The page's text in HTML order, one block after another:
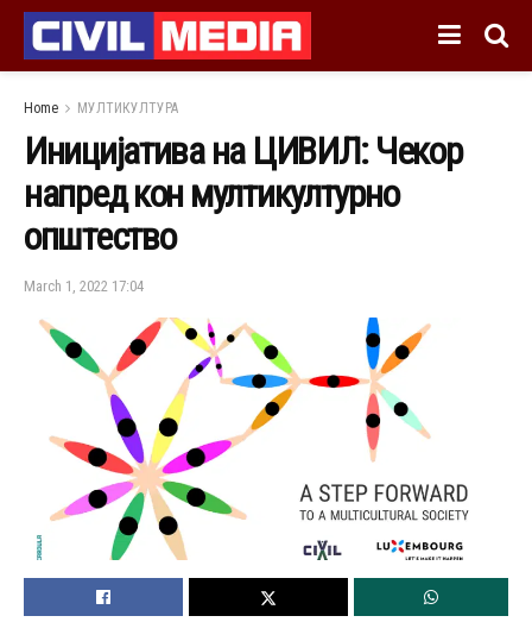
Home МУЛТИКУЛТУРА
Иницијатива на ЦИВИЛ: Чекор
напред кон мултикултурно
општество
March 1, 2022 17:04